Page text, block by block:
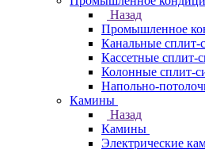
Назад
Промышленное
Канальные сплит-
Кассетные сплит-
Колонные сплит-
Напольно-
Камины
Назад
Камины
Электрические